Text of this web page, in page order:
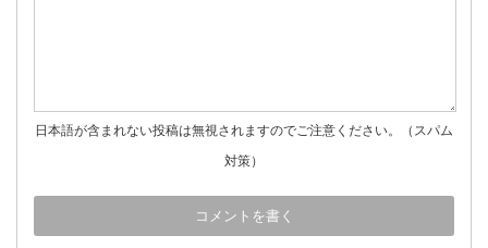
日本語が含まれない投稿は無視されますのでご注意ください。（スパム
対策）